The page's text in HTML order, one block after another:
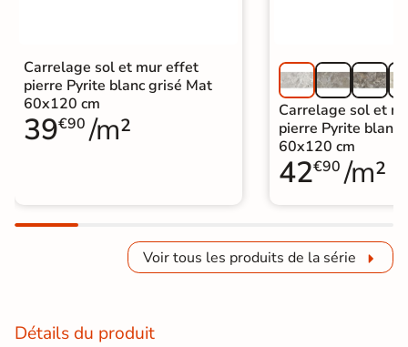
Carrelage sol et mur effet
pierre Pyrite blanc grisé Mat
60x120 cm
39€90 /m²
Carrelage sol et
pierre Pyrite blanc
60x120 cm
42€90 /m²
Voir tous les produits de la série
Détails du produit